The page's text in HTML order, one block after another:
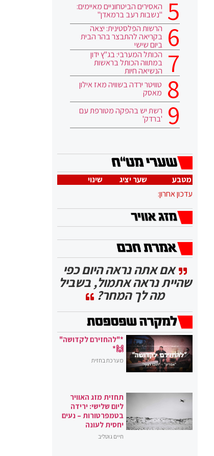
האסירים הביטחוניים מאיימים:
"נשבות רעב ברמאדן"
הרשות הפלסטינית: יצאה
בקריאה להתבצר בהר הבית
ביום שישי
הכותל המערבי: בג"ץ ידון
במתווה הכותל בראשות
הנשיאה חיות
טוויטר ירדה בשוויה מאז אילון
מאסק
רשת יש בהפקה מטורפת עם
'ברדק'
מטבע שער יציג
שינוי
עדכון אחרון:
אם אתה נראה היום כפי
שהיית נראה אתמול, בשביל
מה לך המחר?
*"להחזירם לקדושה"
🙌*
מערכת בחזית
תחזית מזג האוויר
ליום שלישי: ירידה
בטמפרטורות – נעים
יחסית לעונה
חיים גוטליב